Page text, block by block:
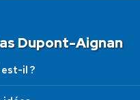
Dupont-Aignan
il ?